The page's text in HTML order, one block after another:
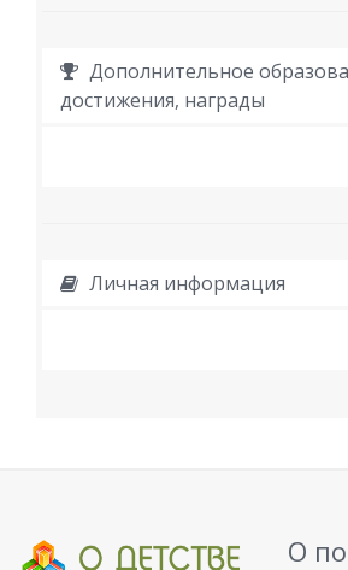
Дополнительное
достижения, награды
Личная информация
О